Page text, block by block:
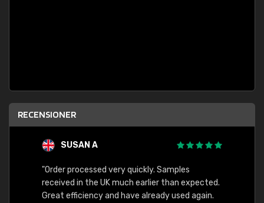
RECENSIONER
SUSAN A
"Order processed very quickly. Samples
received in the UK much earlier than expected.
Great efficiency and have already used again.